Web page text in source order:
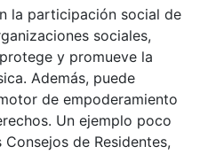
la participación social de
sociales,
y promueve la
Además, puede
de empoderamiento
Un ejemplo poco
de Residentes,